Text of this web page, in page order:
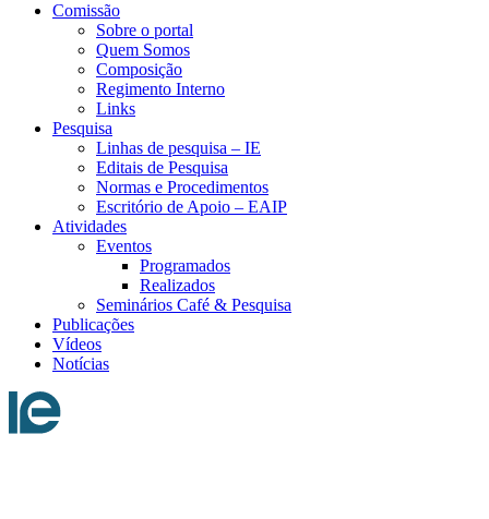
Comissão
Sobre o portal
Quem Somos
Composição
Regimento Interno
Links
Pesquisa
Linhas de pesquisa – IE
Editais de Pesquisa
Normas e Procedimentos
Escritório de Apoio – EAIP
Atividades
Eventos
Programados
Realizados
Seminários Café & Pesquisa
Publicações
Vídeos
Notícias